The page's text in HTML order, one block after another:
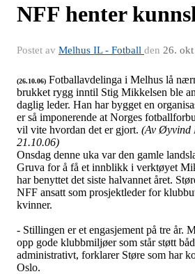
NFF henter
Postet av Melhus IL - Fotball den 26.
(26.10.06) Fotballavdelinga i Melhus lå
brukket rygg inntil Stig Mikkelsen ble
daglig leder. Han har bygget en
er så imponerende at Norges
vil vite hvordan det er gjort. (Av Øyvind
21.10.06)
Onsdag denne uka var den gamle
Gruva for å få et innblikk i verktøyet
har benyttet det siste halvannet året.
NFF ansatt som prosjektleder for
kvinner.
- Stillingen er et engasjement på tre år.
opp gode klubbmiljøer som står støtt
administrativt, forklarer Støre som har
Oslo.